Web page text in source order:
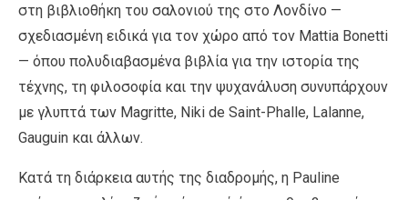
στη βιβλιοθήκη του σαλονιού της στο Λονδίνο —
σχεδιασμένη ειδικά για τον χώρο από τον Mattia Bonetti
— όπου πολυδιαβασμένα βιβλία για την ιστορία της
τέχνης, τη φιλοσοφία και την ψυχανάλυση συνυπάρχουν
με γλυπτά των Magritte, Niki de Saint-Phalle, Lalanne,
Gauguin και άλλων.
Κατά τη διάρκεια αυτής της διαδρομής, η Pauline